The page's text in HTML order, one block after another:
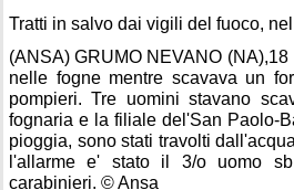
Tratti in salvo dai vigili del fuoco,
(ANSA) GRUMO NEVANO
nelle fogne mentre scavava un
pompieri. Tre uomini stavano
fognaria e la filiale del'San Paolo-
pioggia, sono stati travolti
l'allarme e' stato il 3/o uomo
carabinieri. © Ansa